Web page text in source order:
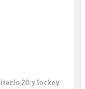
20 y Jockey